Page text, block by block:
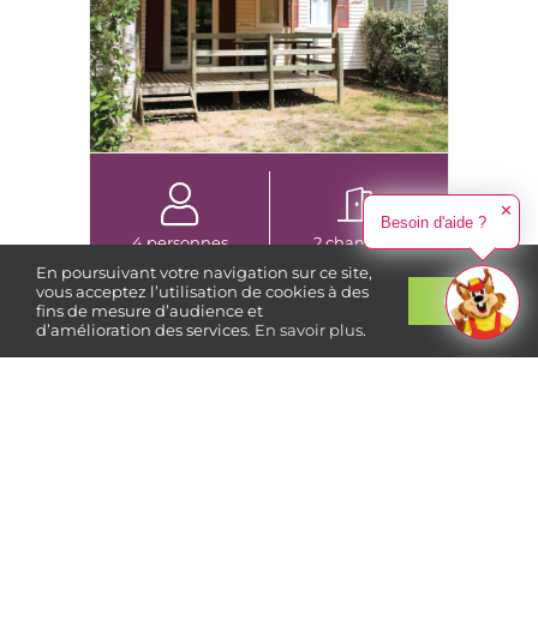
4 personnes 2 chambres
À partir de 310 €/ semaine
En poursuivant votre navigation sur ce site,
vous acceptez l’utilisation de cookies à des
fins de mesure d’audience et
d’amélioration des services. En savoir plus.
Ok
Besoin d'aide ?
✕